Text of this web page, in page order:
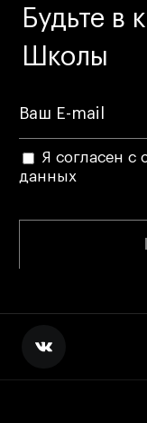
© 2026 БВШД
Будьте в
Школы
Я согласен с
данных